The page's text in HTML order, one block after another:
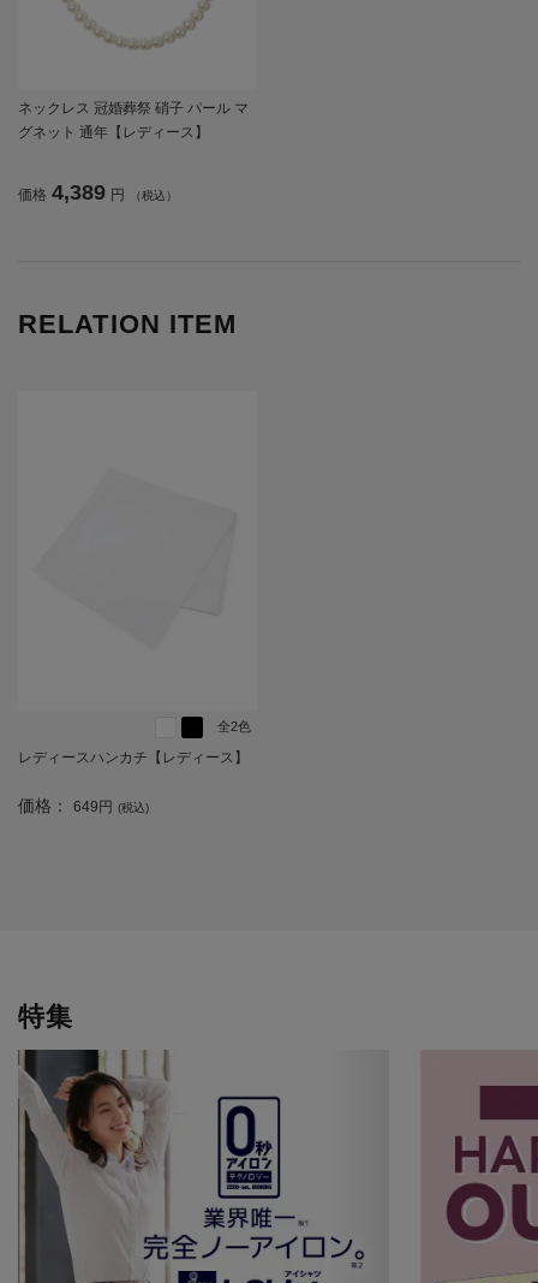
ネックレス 冠婚葬祭 硝子 パール マ
グネット 通年【レディース】
価格 4,389 円 （税込）
RELATION ITEM
全2色
レディースハンカチ【レディース】
価格： 649円 (税込)
特集